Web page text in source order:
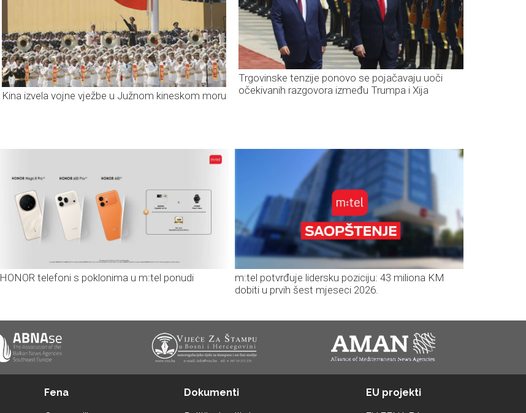
Kina izvela vojne vježbe u Južnom kineskom moru
Trgovinske tenzije ponovo se pojačavaju uoči
očekivanih razgovora između Trumpa i Xija
HONOR telefoni s poklonima u m:tel ponudi
m:tel potvrđuje lidersku poziciju: 43 miliona KM
dobiti u prvih šest mjeseci 2026.
Fena Dokumenti EU projekti